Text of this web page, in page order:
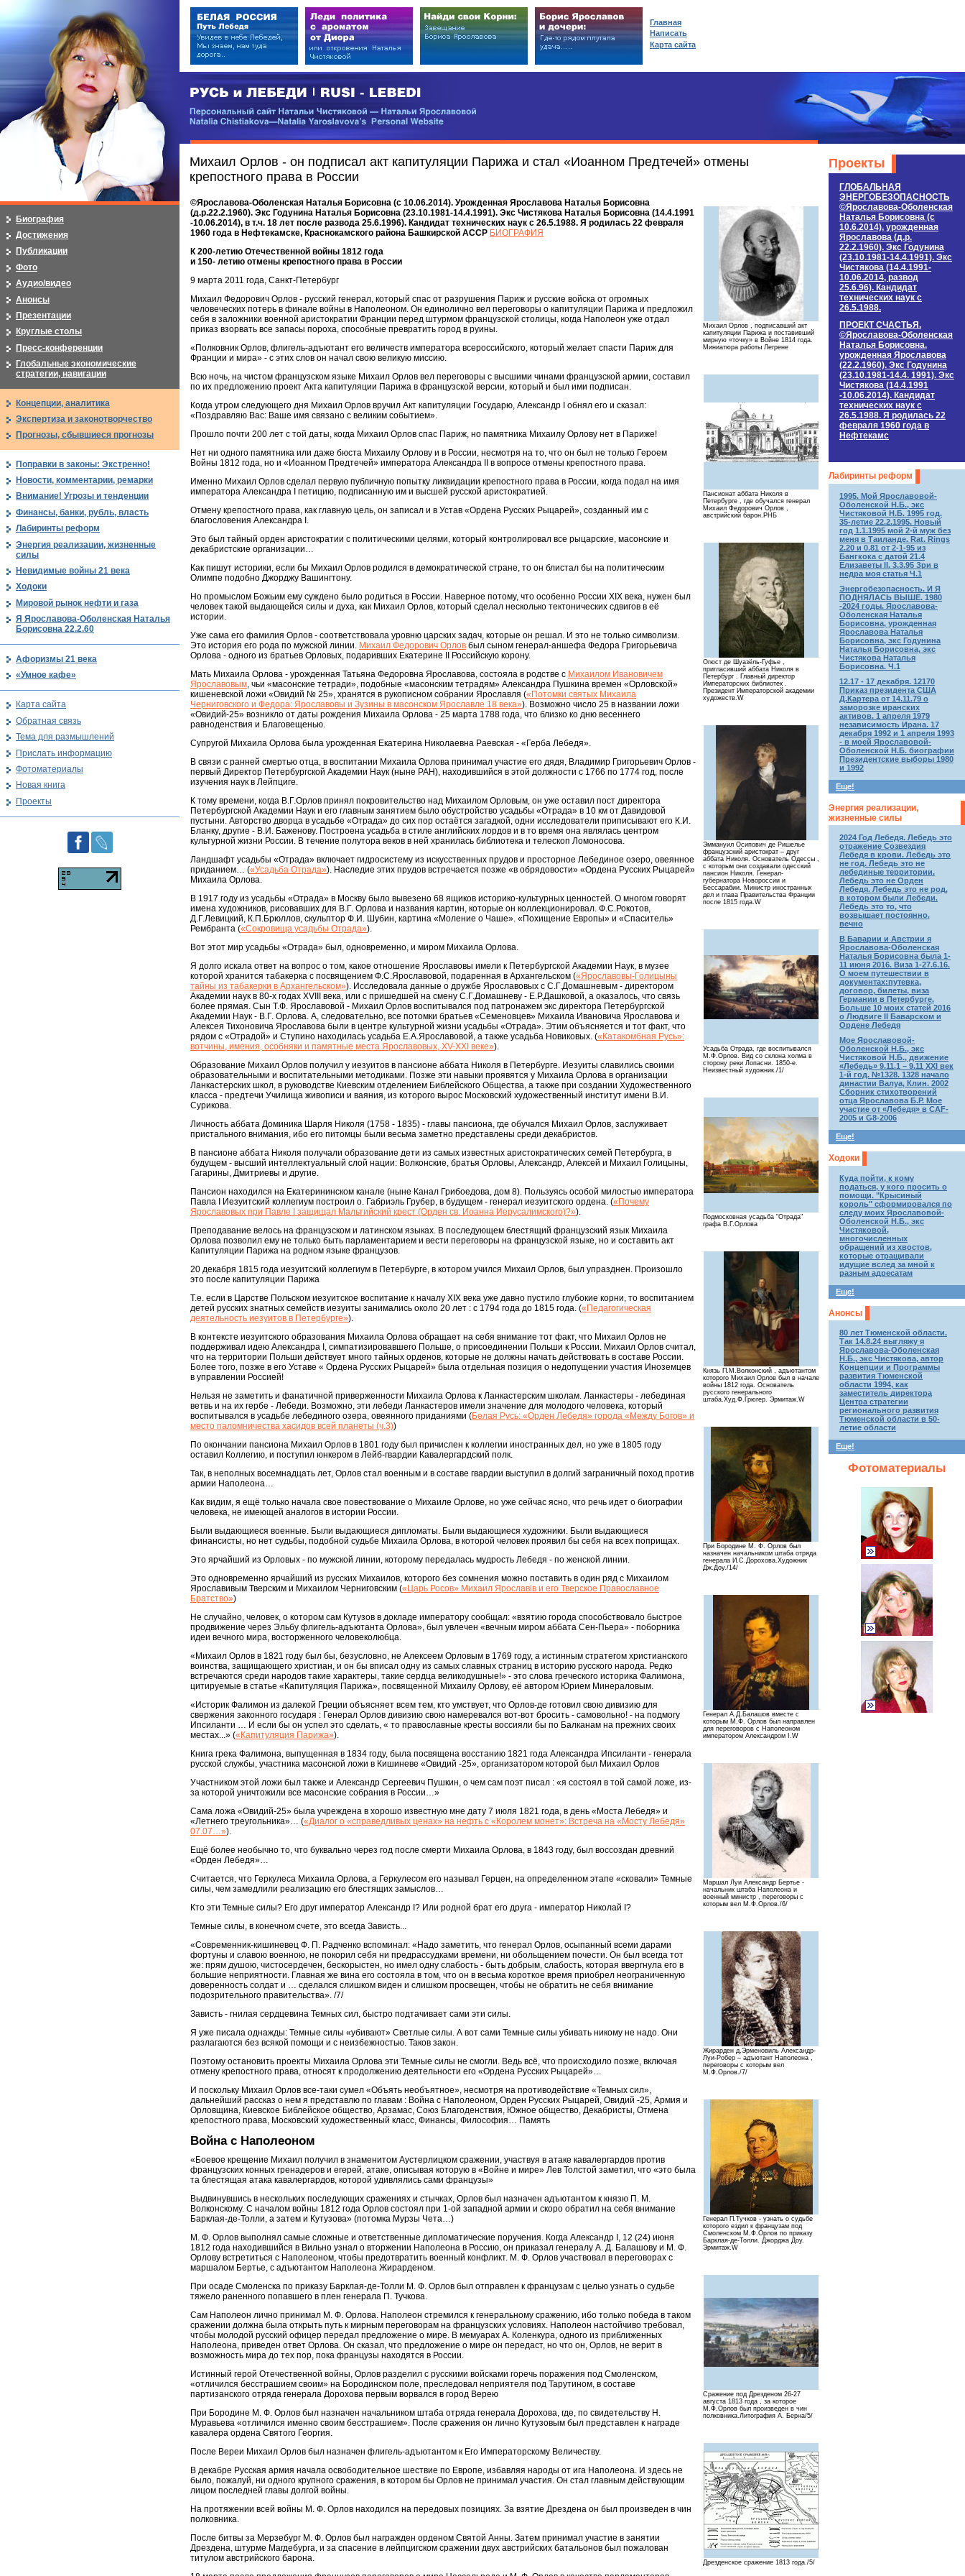
РУСЬ и ЛЕБЕДИ | RUSI — LEBEDI
Персональный сайт Натальи Чистяковой — Натальи Ярославовой
Михаил Орлов - он подписал акт капитуляции Парижа и стал «Иоанном Предтечей» отмены
крепостного права в России
Михаил Орлов , подписавший акт
капитуляции Парижа и поставивший
мирную «точку» в Войне 1814 года.
Миниатюра работы Легрене
Пансионат аббата Николя в
Петербурге , где обучался генерал
Михаил Федорович Орлов ,
австрийский барон.РНБ
Огюст де Шуазёль-Гуфье ,
пригласивший аббата Николя в
Петербург . Главный директор
Императорских библиотек .
Президент Императорской академии
художеств.W
Эммануил Осипович де Ришелье
французский аристократ – друг
аббата Николя. Основатель Одессы ,
c которым они создавали одесский
пансион Николя. Генерал-
губернатора Новороссии и
Бессарабии. Министр иностранных
дел и глава Правительства Франции
после 1815 года.W
Усадьба Отрада, где воспитывался
М.Ф.Орлов. Вид со склона холма в
сторону реки Лопасни. 1850-е.
Hеизвестный художник./1/
Подмосковная усадьба "Отрада"
графа В.Г.Орлова
Князь П.М.Волконский , адъютантом
которого Михаил Орлов был в начале
войны 1812 года. Основатель
русского генерального
штаба.Худ.Ф.Грюгер. Эрмитаж.W
При Бородине М. Ф. Орлов был
назначен начальником штаба отряда
генерала И.С.Дорохова.Художник
Дж.Доу./14/
Генерал А.Д.Балашов вместе с
которым М.Ф. Орлов был направлен
для переговоров с Наполеоном
императором Александром I.W
Маршал Луи Александр Бертье -
начальник штаба Наполеона и
военный министр , переговоры с
которым вел М.Ф.Орлов./6/
Жирарден д,Эрменовиль Александр-
Луи-Робер – адъютант Наполеона ,
переговоры с которым вел
М.Ф.Орлов./7/
Генерал П.Тучков - узнать о судьбе
которого ездил к французам под
Смоленском М.Ф.Орлов по приказу
Барклая-де-Толли. Джорджа Доу.
Эрмитаж.W
Сражение под Дрезденом 26-27
августа 1813 года , за которое
М.Ф.Орлов был произведен в чин
полковника.Литография А. Берна/5/
Дрезденское сражение 1813 года./5/
©Ярославова-Оболенская Наталья Борисовна (с 10.06.2014). Урожденная Ярославова Наталья Борисовна
(д.р.22.2.1960). Экс Годунина Наталья Борисовна (23.10.1981-14.4.1991). Экс Чистякова Наталья Борисовна (14.4.1991
-10.06.2014), в т.ч. 18 лет после развода 25.6.1996). Кандидат технических наук c 26.5.1988. Я родилась 22 февраля
1960 года в Нефтекамске, Краснокамского района Башкирской АССР БИОГРАФИЯ
К 200-летию Отечественной войны 1812 года
и 150- летию отмены крепостного права в России
9 марта 2011 года, Санкт-Петербург
Михаил Федорович Орлов - русский генерал, который спас от разрушения Париж и русские войска от огромных
человеческих потерь в финале войны в Наполеоном. Он единолично вел переговоры о капитуляции Парижа и предложил
себя в заложники военной аристократии Франции перед штурмом французской столицы, когда Наполеон уже отдал
приказ взорвать все запасы пороха, способные превратить город в руины.
«Полковник Орлов, флигель-адъютант его величеств императора всероссийского, который желает спасти Париж для
Франции и мира» - с этих слов он начал свою великую миссию.
Всю ночь, на чистом французском языке Михаил Орлов вел переговоры с высшими чинами французской армии, составил
по их предложению проект Акта капитуляции Парижа в французской версии, который и был ими подписан.
Когда утром следующего дня Михаил Орлов вручил Акт капитуляции Государю, Александр I обнял его и сказал:
«Поздравляю Вас: Ваше имя связано с великим событием».
Прошло почти 200 лет с той даты, когда Михаил Орлов спас Париж, но памятника Михаилу Орлову нет в Париже!
Нет ни одного памятника или даже бюста Михаилу Орлову и в России, несмотря на то, что он был не только Героем
Войны 1812 года, но и «Иоанном Предтечей» императора Александра II в вопросе отмены крепостного права.
Именно Михаил Орлов сделал первую публичную попытку ликвидации крепостного права в России, когда подал на имя
императора Александра I петицию, подписанную им и высшей русской аристократией.
Отмену крепостного права, как главную цель, он записал и в Устав «Ордена Русских Рыцарей», созданный им с
благословения Александра I.
Это был тайный орден аристократии с политическими целями, который контролировал все рыцарские, масонские и
декабристские организации…
Как пишут историки, если бы Михаил Орлов родился в демократической стране, то он блистал бы на политическим
Олимпе подобно Джорджу Вашингтону.
Но промыслом Божьим ему суждено было родиться в России. Наверное потому, что особенно России XIX века, нужен был
человек такой выдающейся силы и духа, как Михаил Орлов, который сделал несколько тектонических сдвигов в её
истории.
Уже сама его фамилия Орлов - соответствовала уровню царских задач, которые он решал. И это не только символизм.
Это история его рода по мужской линии. Михаил Федорович Орлов был сыном генерал-аншефа Федора Григорьевича
Орлова - одного из братьев Орловых, подаривших Екатерине II Российскую корону.
Мать Михаила Орлова - урожденная Татьяна Федоровна Ярославова, состояла в родстве с Михаилом Ивановичем
Ярославовым, чьи «масонские тетради», подобные «масонским тетрадям» Александра Пушкина времен «Орловской»
кишеневской ложи «Овидий № 25», хранятся в рукописном собрании Ярославля («Потомки святых Михаила
Черниговского и Федора: Ярославовы и Зузины в масонском Ярославле 18 века»). Возможно число 25 в названии ложи
«Овидий-25» возникло от даты рождения Михаила Орлова - 25 марта 1788 года, что близко ко дню весеннего
равноденствия и Благовещенью.
Супругой Михаила Орлова была урожденная Екатерина Николаевна Раевская - «Герба Лебедя».
В связи с ранней смертью отца, в воспитании Михаила Орлова принимал участие его дядя, Владимир Григорьевич Орлов -
первый Директор Петербургской Академии Наук (ныне РАН), находившийся в этой должности с 1766 по 1774 год, после
изучения наук в Лейпциге.
К тому времени, когда В.Г.Орлов принял покровительство над Михаилом Орловым, он уже оставил пост директора
Петербургской Академии Наук и его главным занятием было обустройство усадьбы «Отрада» в 10 км от Давидовой
пустыни. Авторство дворца в усадьбе «Отрада» до сих пор остаётся загадкой, одни исследователи приписывают его К.И.
Бланку, другие - В.И. Баженову. Построена усадьба в стиле английских лордов и в то время она являлась центром
культурной жизни России. В течение полутора веков в ней хранилась библиотека и телескоп Ломоносова.
Ландшафт усадьбы «Отрада» включает гидросистему из искусственных прудов и просторное Лебединое озеро, овеянное
приданием… («Усадьба Отрада»). Наследие этих прудов встречается позже «в обрядовости» «Ордена Русских Рыцарей»
Михаила Орлова.
В 1917 году из усадьбы «Отрада» в Москву было вывезено 68 ящиков историко-культурных ценностей. О многом говорят
имена художников, рисовавших для В.Г. Орлова и названия картин, которые он коллекционировал. Ф.С.Рокотов,
Д.Г.Левицкий, К.П.Брюллов, скульптор Ф.И. Шубин, картина «Моление о Чаше». «Похищение Европы» и «Спаситель»
Рембранта («Сокровища усадьбы Отрада»).
Вот этот мир усадьбы «Отрада» был, одновременно, и миром Михаила Орлова.
Я долго искала ответ на вопрос о том, какое отношение Ярославовы имели к Петербургской Академии Наук, в музее
которой хранится табакерка с посвящением Ф.С.Ярославовой, подаренная в Архангельском («Ярославовы-Голицыны
тайны из табакерки в Архангельском»). Исследовала данные о дружбе Ярославовых с С.Г.Домашневым - директором
Академии наук в 80-х годах XVIII века, или с пришедшей на смену С.Г.Домашневу - Е.Р.Дашковой, а оказалось, что связь
более прямая. Сын Т.Ф. Ярославовой - Михаил Орлов воспитывался под патронажем экс директора Петербургской
Академии Наук - В.Г. Орлова. А, следовательно, все потомки братьев «Семеновцев» Михаила Ивановича Ярославова и
Алексея Тихоновича Ярославова были в центре культурной жизни усадьбы «Отрада». Этим объясняется и тот факт, что
рядом с «Отрадой» и Ступино находилась усадьба Е.А.Ярославовой, а также усадьба Новиковых. («Катакомбная Русь»:
вотчины, имения, особняки и памятные места Ярославовых, XV-XXI веке»).
Образование Михаил Орлов получил у иезуитов в пансионе аббата Николя в Петербурге. Иезуиты славились своими
образовательными и воспитательными методиками. Позже эти навыки проявятся у Михаила Орлова в организации
Ланкастерских школ, в руководстве Киевским отделением Библейского Общества, а также при создании Художественного
класса - предтечи Училища живописи и ваяния, из которого вырос Московский художественный институт имени В.И.
Сурикова.
Личность аббата Доминика Шарля Николя (1758 - 1835) - главы пансиона, где обучался Михаил Орлов, заслуживает
пристального внимания, ибо его питомцы были весьма заметно представлены среди декабристов.
В пансионе аббата Николя получали образование дети из самых известных аристократических семей Петербурга, в
будущем - высший интеллектуальный слой нации: Волконские, братья Орловы, Александр, Алексей и Михаил Голицыны,
Гагарины, Дмитриевы и другие.
Пансион находился на Екатерининском канале (ныне Канал Грибоедова, дом 8). Пользуясь особой милостью императора
Павла I Иезуитский коллегиум построил о. Габриэль Грубер, в будущем - генерал иезуитского ордена. («Почему
Ярославовых при Павле I защищал Мальтийский крест (Орден св. Иоанна Иерусалимского)?»).
Преподавание велось на французском и латинском языках. В последующем блестящий французский язык Михаила
Орлова позволил ему не только быть парламентарием и вести переговоры на французской языке, но и составить акт
Капитуляции Парижа на родном языке французов.
20 декабря 1815 года иезуитский коллегиум в Петербурге, в котором учился Михаил Орлов, был упразднен. Произошло
это после капитуляции Парижа
Т.е. если в Царстве Польском иезуитское воспитание к началу XIX века уже давно пустило глубокие корни, то воспитанием
детей русских знатных семейств иезуиты занимались около 20 лет : с 1794 года до 1815 года. («Педагогическая
деятельность иезуитов в Петербурге»).
В контексте иезуитского образования Михаила Орлова обращает на себя внимание тот факт, что Михаил Орлов не
поддерживал идею Александра I, симпатизировавшего Польше, о присоединении Польши к России. Михаил Орлов считал,
что на территории Польши действует много тайных орденов, которые не должны начать действовать в составе России.
Более того, позже в его Уставе « Ордена Русских Рыцарей» была отдельная позиция о недопущении участия Иноземцев
в управлении Россией!
Нельзя не заметить и фанатичной приверженности Михаила Орлова к Ланкастерским школам. Ланкастеры - лебединая
ветвь и на их гербе - Лебеди. Возможно, эти лебеди Ланкастеров имели значение для молодого человека, который
воспитывался в усадьбе лебединого озера, овеянного приданиями (Белая Русь: «Орден Лебедя» города «Между Богов» и
место паломничества хасидов всей планеты (ч.3))
По окончании пансиона Михаил Орлов в 1801 году был причислен к коллегии иностранных дел, но уже в 1805 году
оставил Коллегию, и поступил юнкером в Лейб-гвардии Кавалергардский полк.
Так, в неполных восемнадцать лет, Орлов стал военным и в составе гвардии выступил в долгий заграничный поход против
армии Наполеона…
Как видим, я ещё только начала свое повествование о Михаиле Орлове, но уже сейчас ясно, что речь идет о биографии
человека, не имеющей аналогов в истории России.
Были выдающиеся военные. Были выдающиеся дипломаты. Были выдающиеся художники. Были выдающиеся
финансисты, но нет судьбы, подобной судьбе Михаила Орлова, в которой человек проявил бы себя на всех поприщах.
Это ярчайший из Орловых - по мужской линии, которому передалась мудрость Лебедя - по женской линии.
Это одновременно ярчайший из русских Михаилов, которого без сомнения можно поставить в один ряд с Михаилом
Ярославивым Тверским и Михаилом Черниговским («Царь Росов» Михаил Ярославiв и его Тверское Православное
Братство»)
Не случайно, человек, о котором сам Кутузов в докладе императору сообщал: «взятию города способствовало быстрое
продвижение через Эльбу флигель-адъютанта Орлова», был увлечен «вечным миром аббата Сен-Пьера» - поборника
идеи вечного мира, восторженного человеколюбца.
«Михаил Орлов в 1821 году был бы, безусловно, не Алексеем Орловым в 1769 году, а истинным стратегом христианского
воинства, защищающего христиан, и он бы вписал одну из самых славных страниц в историю русского народа. Редко
встречаются среди народов такие характеры, такие сердца великодушные!» - это слова греческого историка Фалимона,
цитируемые в статье «Капитуляция Парижа», посвященной Михаилу Орлову, её автором Юрием Минераловым.
«Историк Фалимон из далекой Греции объясняет всем тем, кто умствует, что Орлов-де готовил свою дивизию для
свержения законного государя : Генерал Орлов дивизию свою намеревался вот-вот бросить - самовольно! - на подмогу
Ипсиланти … И если бы он успел это сделать, « то православные кресты воссияли бы по Балканам на прежних своих
местах...» («Капитуляция Парижа»).
Книга грека Фалимона, выпущенная в 1834 году, была посвящена восстанию 1821 года Александра Ипсиланти - генерала
русской службы, участника масонской ложи в Кишиневе «Овидий -25», организатором которой был Михаил Орлов
Участником этой ложи был также и Александр Сергеевич Пушкин, о чем сам поэт писал : «я состоял в той самой ложе, из-
за которой уничтожили все масонские собрания в России…»
Сама ложа «Овидий-25» была учреждена в хорошо известную мне дату 7 июля 1821 года, в день «Моста Лебедя» и
«Летнего треугольника»… («Диалог о «справедливых ценах» на нефть с «Королем монет»: Встреча на «Мосту Лебедя»
07.07…»).
Ещё более необычно то, что буквально через год после смерти Михаила Орлова, в 1843 году, был воссоздан древний
«Орден Лебедя»…
Считается, что Геркулеса Михаила Орлова, а Геркулесом его называл Герцен, на определенном этапе «сковали» Темные
силы, чем замедлили реализацию его блестящих замыслов…
Кто эти Темные силы? Его друг император Александр I? Или родной брат его друга - император Николай I?
Темные силы, в конечном счете, это всегда Зависть...
«Современник-кишиневец Ф. П. Радченко вспоминал: «Надо заметить, что генерал Орлов, осыпанный всеми дарами
фортуны и славою военною, не покорил себя ни предрассудками времени, ни обольщением почести. Он был всегда тот
же: прям душою, чистосердечен, бескорыстен, но имел одну слабость - быть добрым, слабость, которая ввергнула его в
большие неприятности. Главная же вина его состояла в том, что он в весьма короткое время приобрел неограниченную
доверенность солдат и … сделался слишком виден и слишком просвещен, чтобы не обратить не себя внимание
подозрительного правительства». /7/
Зависть - гнилая сердцевина Темных сил, быстро подтачивает сами эти силы.
Я уже писала однажды: Темные силы «убивают» Светлые силы. А вот сами Темные силы убивать никому не надо. Они
разлагаются без всякой помощи и с неизбежностью. Таков закон.
Поэтому остановить проекты Михаила Орлова эти Темные силы не смогли. Ведь всё, что происходило позже, включая
отмену крепостного права, относят к продолжению деятельности его «Ордена Русских Рыцарей»…
И поскольку Михаил Орлов все-таки сумел «Объять необъятное», несмотря на противодействие «Темных сил»,
дальнейший рассказ о нем я представлю по главам : Война с Наполеоном, Орден Русских Рыцарей, Овидий -25, Армия и
Орловщина, Киевское Библейское общество, Арзамас, Союз Благоденствия, Южное общество, Декабристы, Отмена
крепостного права, Московский художественный класс, Финансы, Философия… Память
Война с Наполеоном
«Боевое крещение Михаил получил в знаменитом Аустерлицком сражении, участвуя в атаке кавалергардов против
французских конных гренадеров и егерей, атаке, описывая которую в «Войне и мире» Лев Толстой заметил, что «это была
та блестящая атака кавалергардов, которой удивлялись сами французы»
Выдвинувшись в нескольких последующих сражениях и стычках, Орлов был назначен адъютантом к князю П. М.
Волконскому. С началом войны 1812 года Орлов состоял при 1-ой западной армии и скоро обратил на себя внимание
Барклая-де-Толли, а затем и Кутузова» (потомка Мурзы Чета…)
М. Ф. Орлов выполнял самые сложные и ответственные дипломатические поручения. Когда Александр I, 12 (24) июня
1812 года находившийся в Вильно узнал о вторжении Наполеона в Россию, он приказал генералу А. Д. Балашову и М. Ф.
Орлову встретиться с Наполеоном, чтобы предотвратить военный конфликт. М. Ф. Орлов участвовал в переговорах с
маршалом Бертье, с адъютантом Наполеона Жирарденом.
При осаде Смоленска по приказу Барклая-де-Толли М. Ф. Орлов был отправлен к французам с целью узнать о судьбе
тяжело раненного попавшего в плен генерала П. Тучкова.
Сам Наполеон лично принимал М. Ф. Орлова. Наполеон стремился к генеральному сражению, ибо только победа в таком
сражении должна была открыть путь к мирным переговорам на французских условиях. Наполеон настойчиво требовал,
чтобы молодой русский офицер передал предложение о мире. В мемуарах А. Коленкура, одного из приближенных
Наполеона, приведен ответ Орлова. Он сказал, что предложение о мире он передаст, но что он, Орлов, не верит в
возможность мира до тех пор, пока французы находятся в России.
Истинный герой Отечественной войны, Орлов разделил с русскими войсками горечь поражения под Смоленском,
«отличился бесстрашием своим» на Бородинском поле, преследовал неприятеля под Тарутином, в составе
партизанского отряда генерала Дорохова первым ворвался в город Верею
При Бородине М. Ф. Орлов был назначен начальником штаба отряда генерала Дорохова, где, по свидетельству Н.
Муравьева «отличился именно своим бесстрашием». После сражения он лично Кутузовым был представлен к награде
кавалера ордена Святого Георгия.
После Вереи Михаил Орлов был назначен флигель-адъютантом к Его Императорскому Величеству.
В декабре Русская армия начала освободительное шествие по Европе, избавляя народы от ига Наполеона. И здесь не
было, пожалуй, ни одного крупного сражения, в котором бы Орлов не принимал участия. Он стал главным действующим
лицом последней главы долгой войны.
На протяжении всей войны М. Ф. Орлов находился на передовых позициях. За взятие Дрездена он был произведен в чин
полковника.
После битвы за Мерзебург М. Ф. Орлов был награжден орденом Святой Анны. Затем принимал участие в занятии
Дрездена, штурме Магдебурга, и за спасение в лейпцигском сражении двух австрийских батальонов был пожалован
титулом австрийского барона.
Проекты
ГЛОБАЛЬНАЯ
ЭНЕРГОБЕЗОПАСНОСТЬ
©Ярославова-Оболенская
Наталья Борисовна (c
10.6.2014), урожденная
Ярославова (д.р.
22.2.1960). Экс Годунина
(23.10.1981-14.4.1991). Экс
Чистякова (14.4.1991-
10.06.2014, развод
25.6.96). Кандидат
технических наук c
26.5.1988.
ПРОЕКТ СЧАСТЬЯ.
©Ярославова-Оболенская
Наталья Борисовна,
урожденная Ярославова
(22.2.1960). Экс Годунина
(23.10.1981-14.4. 1991). Экс
Чистякова (14.4.1991
-10.06.2014). Кандидат
технических наук c
26.5.1988. Я родилась 22
февраля 1960 года в
Нефтекамс
Лабиринты реформ
1995. Мой Ярославовой-
Оболенской Н.Б., экс
Чистяковой Н.Б. 1995 год.
35-летие 22.2.1995. Новый
год 1.1.1995 мой 2-й муж без
меня в Таиланде. Rat. Rings
2.20 и 0.81 от 2-1-95 из
Бангкока с датой 21.4
Елизаветы II. 3.3.95 Зри в
недра моя статья Ч.1
Энергобезопасность. И Я
ПОДНЯЛАСЬ ВЫШЕ. 1980
-2024 годы. Ярославова-
Оболенская Наталья
Борисовна, урожденная
Ярославова Наталья
Борисовна, экс Годунина
Наталья Борисовна, экс
Чистякова Наталья
Борисовна. Ч.1
12.17 - 17 декабря. 12170
Приказ президента США
Д.Картера от 14.11.79 о
заморозке иранских
активов. 1 апреля 1979
независимость Ирана. 17
декабря 1992 и 1 апреля 1993
- в моей Ярославовой-
Оболенской Н.Б. биографии
Президентские выборы 1980
и 1992
Еще!
Энергия реализации,
жизненные силы
2024 Год Лебедя. Лебедь это
отражение Созвездия
Лебедя в крови. Лебедь это
не год. Лебедь это не
лебединые территории.
Лебедь это не Орден
Лебедя. Лебедь это не род,
в котором были Лебеди.
Лебедь это то, что
возвышает постоянно,
вечно
В Баварии и Австрии я
Ярославова-Оболенская
Наталья Борисовна была 1-
11 июня 2016. Виза 1-27.6.16.
О моем путешествии в
документах:путевка,
договор, билеты, виза
Германии в Петербурге.
Больше 10 моих статей 2016
о Людвиге II Баварском и
Ордене Лебедя
Мое Ярославовой-
Оболенской Н.Б., экс
Чистяковой Н.Б., движение
«Лебедь» 9.11.1 – 9.11 XXI век
1-й год. №1328. 1328 начало
династии Валуа, Клин. 2002
Сборник стихотворений
отца Ярославова Б.Р. Мое
участие от «Лебедя» в CAF-
2005 и G8-2006
Еще!
Ходоки
Куда пойти, к кому
податься, у кого просить о
помощи. "Крысиный
король" сформировался по
следу моих Ярославовой-
Оболенской Н.Б., экс
Чистяковой,
многочисленных
обращений из хвостов,
которые отращивали
идущие вслед за мной к
разным адресатам
Еще!
Анонсы
80 лет Тюменской области.
Так 14.8.24 выгляжу я
Ярославова-Оболенская
Н.Б., экс Чистякова, автор
Концепции и Программы
развития Тюменской
области 1994, как
заместитель директора
Центра стратегии
регионального развития
Тюменской области в 50-
летие области
Еще!
Фотоматериалы
Биография
Достижения
Публикации
Фото
Аудио/видео
Анонсы
Презентации
Круглые столы
Пресс-конференции
Глобальные экономические
стратегии, навигации
Концепции, аналитика
Экспертиза и законотворчество
Прогнозы, сбывшиеся прогнозы
Поправки в законы: Экстренно!
Новости, комментарии, ремарки
Внимание! Угрозы и тенденции
Финансы, банки, рубль, власть
Лабиринты реформ
Энергия реализации, жизненные
силы
Невидимые войны 21 века
Ходоки
Мировой рынок нефти и газа
Я Ярославова-Оболенская Наталья
Борисовна 22.2.60
Афоризмы 21 века
«Умное кафе»
Карта сайта
Обратная связь
Тема для размышлений
Прислать информацию
Фотоматериалы
Новая книга
Проекты
Главная
Написать
Карта сайта